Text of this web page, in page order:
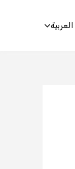
العربية